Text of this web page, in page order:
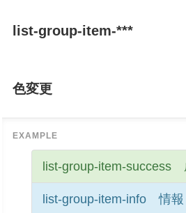
list-group-item-***
色変更
list-group-item-success
list-group-item-info 情報